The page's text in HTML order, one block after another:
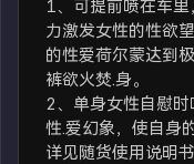
1、可提前喷在车
力激发女性的性欲
的性爱荷尔蒙达到
裤欲火焚.身。
2、单身女性自慰
性.爱幻象，使自身
详见随货使用说明